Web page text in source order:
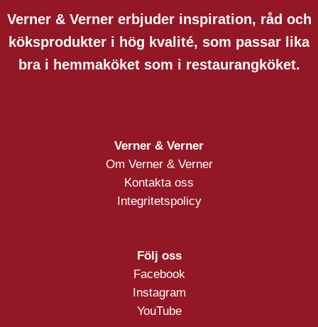
Verner & Verner erbjuder inspiration, råd och
köksprodukter i hög kvalité, som passar lika
bra i hemmaköket som i restaurangköket.
Verner & Verner
Om Verner & Verner
Kontakta oss
Integritetspolicy
Följ oss
Facebook
Instagram
YouTube